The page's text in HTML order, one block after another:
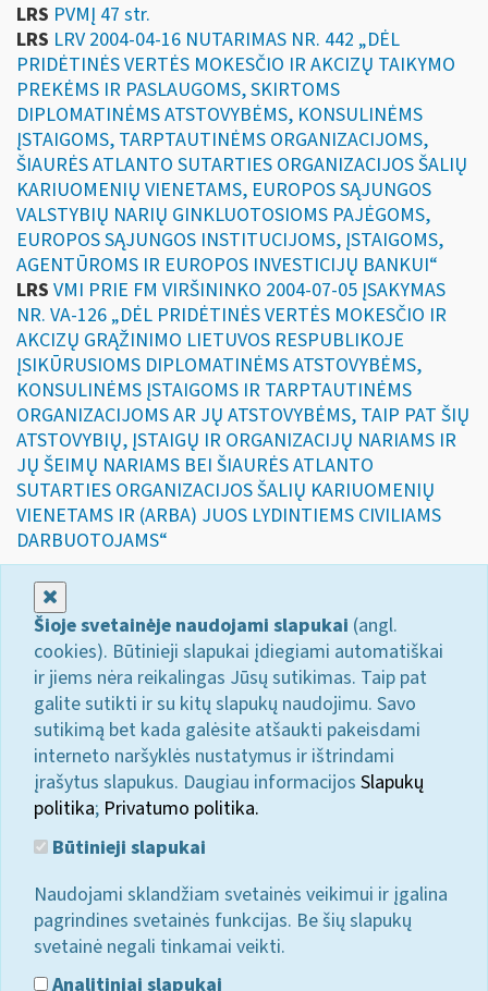
LRS PVMĮ 47 str.
LRS LRV 2004-04-16 NUTARIMAS NR. 442 „DĖL
PRIDĖTINĖS VERTĖS MOKESČIO IR AKCIZŲ TAIKYMO
PREKĖMS IR PASLAUGOMS, SKIRTOMS
DIPLOMATINĖMS ATSTOVYBĖMS, KONSULINĖMS
ĮSTAIGOMS, TARPTAUTINĖMS ORGANIZACIJOMS,
ŠIAURĖS ATLANTO SUTARTIES ORGANIZACIJOS ŠALIŲ
KARIUOMENIŲ VIENETAMS, EUROPOS SĄJUNGOS
VALSTYBIŲ NARIŲ GINKLUOTOSIOMS PAJĖGOMS,
EUROPOS SĄJUNGOS INSTITUCIJOMS, ĮSTAIGOMS,
AGENTŪROMS IR EUROPOS INVESTICIJŲ BANKUI“
LRS VMI PRIE FM VIRŠININKO 2004-07-05 ĮSAKYMAS
NR. VA-126 „DĖL PRIDĖTINĖS VERTĖS MOKESČIO IR
AKCIZŲ GRĄŽINIMO LIETUVOS RESPUBLIKOJE
ĮSIKŪRUSIOMS DIPLOMATINĖMS ATSTOVYBĖMS,
KONSULINĖMS ĮSTAIGOMS IR TARPTAUTINĖMS
ORGANIZACIJOMS AR JŲ ATSTOVYBĖMS, TAIP PAT ŠIŲ
ATSTOVYBIŲ, ĮSTAIGŲ IR ORGANIZACIJŲ NARIAMS IR
JŲ ŠEIMŲ NARIAMS BEI ŠIAURĖS ATLANTO
SUTARTIES ORGANIZACIJOS ŠALIŲ KARIUOMENIŲ
VIENETAMS IR (ARBA) JUOS LYDINTIEMS CIVILIAMS
DARBUOTOJAMS“
Šioje svetainėje naudojami slapukai (angl.
cookies). Būtinieji slapukai įdiegiami automatiškai
ir jiems nėra reikalingas Jūsų sutikimas. Taip pat
galite sutikti ir su kitų slapukų naudojimu. Savo
sutikimą bet kada galėsite atšaukti pakeisdami
interneto naršyklės nustatymus ir ištrindami
įrašytus slapukus. Daugiau informacijos Slapukų
politika; Privatumo politika.
Būtinieji slapukai
Naudojami sklandžiam svetainės veikimui ir įgalina
pagrindines svetainės funkcijas. Be šių slapukų
svetainė negali tinkamai veikti.
Analitiniai slapukai